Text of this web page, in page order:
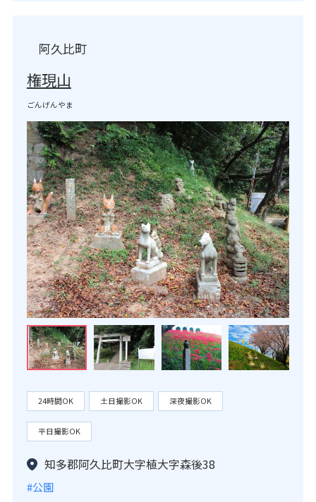
阿久比町
権現山
ごんげんやま
24時間OK 土日撮影OK 深夜撮影OK
平日撮影OK
知多郡阿久比町大字植大字森後38
#公園